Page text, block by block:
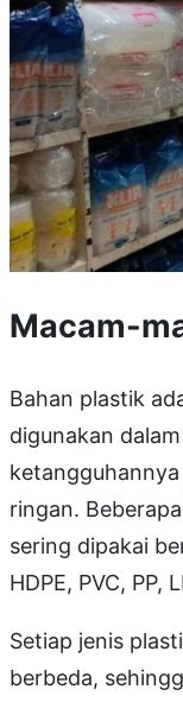
Macam-
Bahan plastik
digunakan
ringan.
sering dipakai
HDPE, PVC, PP,
Setiap jenis
berbeda,